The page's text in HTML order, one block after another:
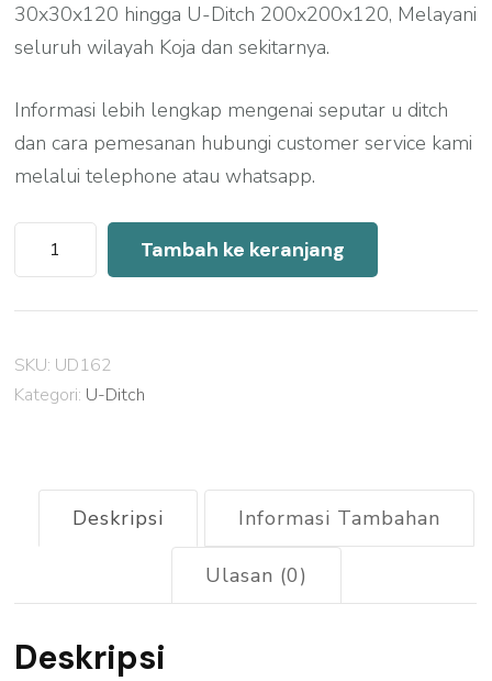
30x30x120 hingga U-Ditch 200x200x120, Melayani
seluruh wilayah Koja dan sekitarnya.
Informasi lebih lengkap mengenai seputar u ditch
dan cara pemesanan hubungi customer service kami
melalui telephone atau whatsapp.
Kuantitas
Harga
U
Precast
Koja
Tambah ke keranjang
SKU: UD162
Kategori: U-Ditch
Deskripsi Informasi Tambahan
Ulasan (0)
Deskripsi